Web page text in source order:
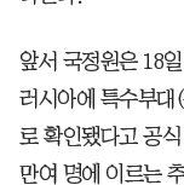
앞서 국정원은 18
러시아에 특수부대
로 확인됐다고 공
만여 명에 이르는